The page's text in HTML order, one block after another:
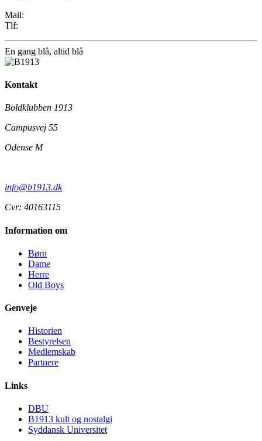
Mail:
Tlf:
En gang blå, altid blå
Kontakt
Boldklubben 1913
Campusvej 55
Odense M
info@b1913.dk
Cvr: 40163115
Information om
Børn
Dame
Herre
Old Boys
Genveje
Historien
Bestyrelsen
Medlemskab
Partnere
Links
DBU
B1913 kult og nostalgi
Syddansk Universitet